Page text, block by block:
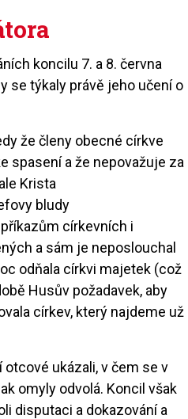
koncilu 7. a 8. června
se týkaly právě jeho učení o
že členy obecné církve
spasení a že nepovažuje za
Krista
bludy
církevních i
a sám je neposlouchal
odňala církvi majetek (což
Husův požadavek, aby
církev, který najdeme už
otcové ukázali, v čem se v
omyly odvolá. Koncil však
disputaci a dokazování a